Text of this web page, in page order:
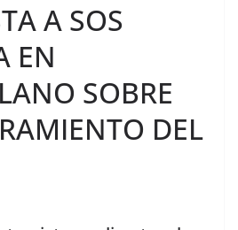
A SOS
EN
SOBRE
DEL